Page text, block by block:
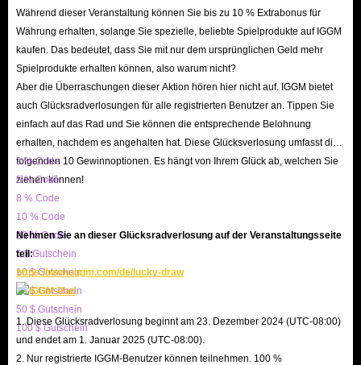
Jetzt wird das Internet mit viel Spielgold-Spam überschwemmt, und es ist
Rising Diamonds kaufen möchte, sollte sicherstellen, dass die Seite, auf die
er gehen möchte, wirklich legal ist. Sehen Sie, IGGM genießt einen
hervorragenden Ruf und lässt keinen Kunden, der hierher kommt, leiden.
Wir haben ein absolut sicheres Online-Transaktionsschutzsystem,
unterstützen eine Vielzahl von Zahlungsmethoden, jede Auswahl ist
möglich, und ein professionelles Kundenservice-Team, das rund um die
Uhr online ist und den Bestellstatus des Spielers überwacht, bis die
Lieferung abgeschlossen ist. Alle zum Verkauf stehenden ODIN Valhalla
werden Sie nicht für den Kauf von Diamonds ODIN Valhalla Rising auf
IGGM.com gesperrt.
Gründe, warum Sie ODIN Valhalla Rising
Während dieser Veranstaltung können Sie bis zu 10 % Extrabonus für
Währung erhalten, solange Sie spezielle, beliebte Spielprodukte auf IGGM
kaufen. Das bedeutet, dass Sie mit nur dem ursprünglichen Geld mehr
Spielprodukte erhalten können, also warum nicht?
Aber die Überraschungen dieser Aktion hören hier nicht auf. IGGM bietet
auch Glücksradverlosungen für alle registrierten Benutzer an. Tippen Sie
einfach auf das Rad und Sie können die entsprechende Belohnung
erhalten, nachdem es angehalten hat. Diese Glücksverlosung umfasst die
folgenden 10 Gewinnoptionen. Es hängt von Ihrem Glück ab, welchen Sie
ziehen können!
3 % Code
5 % Code
8 % Code
10 % Code
20 % Code
5 $ Gutschein
10 $ Gutschein
20 $ Gutschein
50 $ Gutschein
100 $ Gutschein
Nehmen Sie an dieser Glücksradverlosung auf der Veranstaltungsseite
teil:
https://www.iggm.com/de/lucky-draw
1. Diese Glücksradverlosung beginnt am 23. Dezember 2024 (UTC-08:00)
und endet am 1. Januar 2025 (UTC-08:00).
2. Nur registrierte IGGM-Benutzer können teilnehmen. 100 %